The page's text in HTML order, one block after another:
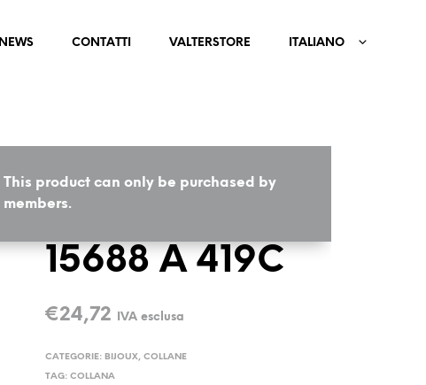
This product can only be purchased by
members.
NEWS CONTATTI VALTERSTORE ITALIANO
HOME / BIJOUX / COLLANE
15688 A 419C
€24,72 IVA esclusa
CATEGORIE: BIJOUX, COLLANE
TAG: COLLANA